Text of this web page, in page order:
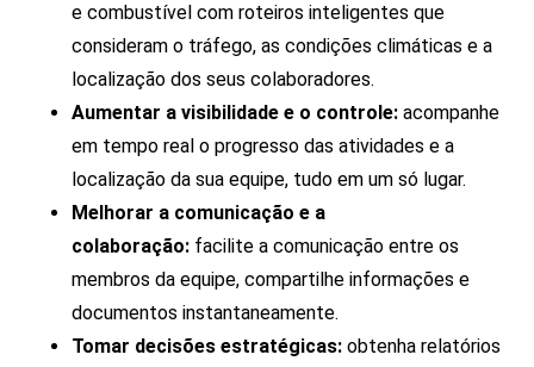
e combustível com roteiros inteligentes que
consideram o tráfego, as condições climáticas e a
localização dos seus colaboradores.
Aumentar a visibilidade e o controle: acompanhe
em tempo real o progresso das atividades e a
localização da sua equipe, tudo em um só lugar.
Melhorar a comunicação e a
colaboração: facilite a comunicação entre os
membros da equipe, compartilhe informações e
documentos instantaneamente.
Tomar decisões estratégicas: obtenha relatórios